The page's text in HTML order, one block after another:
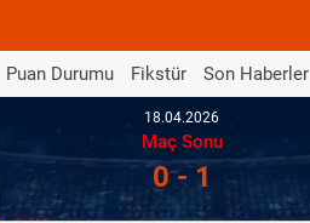
Puan Durumu Fikstür Son Haberler
18.04.2026
Maç Sonu
0 - 1